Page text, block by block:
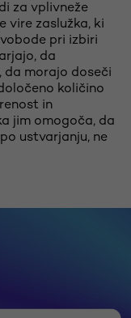
za vplivneže
vire zaslužka, ki
pri izbiri
da
da morajo doseči
količino
in
jim omogoča, da
ustvarjanju, ne